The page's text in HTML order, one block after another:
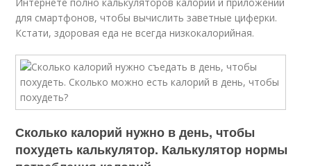
для смартфонов, чтобы вычислить заветные циферки.
Кстати, здоровая еда не всегда низкокалорийная.
Сколько калорий нужно в день, чтобы
похудеть калькулятор. Калькулятор нормы